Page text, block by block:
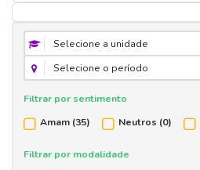
Selecione a unidade
Selecione o período
Filtrar por sentimento
Amam (35) Neutros (0)
Filtrar por modalidade